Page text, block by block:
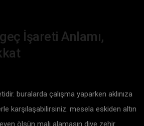
İşareti Anlamı,
buralarda çalışma yaparken aklınıza
karşılaşabilirsiniz. mesela eskiden altın
ölsün malı alamasın diye zehir